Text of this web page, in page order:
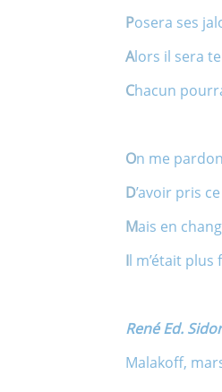
Posera ses
Alors il sera
Chacun
On me
D’avoir pris
Mais en
Il m’était plus
René Ed.
Malakoff,